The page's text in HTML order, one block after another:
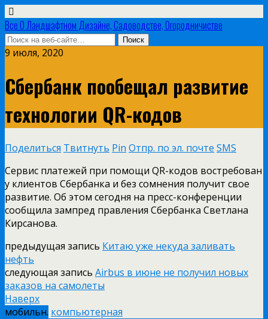
Все О Ландшафтном Дизайне, Садоводстве, Огородничистве
9 июля, 2020
Сбербанк пообещал развитие
технологии QR-кодов
Поделиться Твитнуть Pin Отпр. по эл. почте SMS
Сервис платежей при помощи QR-кодов востребован
у клиентов Сбербанка и без сомнения получит свое
развитие. Об этом сегодня на пресс-конференции
сообщила зампред правления Сбербанка Светлана
Кирсанова.
предыдущая запись Китаю уже некуда заливать
нефть
следующая запись Airbus в июне не получил новых
заказов на самолеты
Наверх
мобильн. компьютерная